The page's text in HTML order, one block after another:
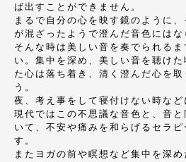
ば出すことができません。
まるで自分の心を映す鏡のように
が混ざったようで澄んだ音色にはな
そんな時は美しい音を奏でられる
い。集中を深め、美しい音を聴け
た心は落ち着き、清く澄んだ心を
う。
夜、考え事をして寝付けない時など
現代ではこの不思議な音色と、音
いて、不安や痛みを和らげるセラピ
す。
またヨガの前や瞑想など集中を深め